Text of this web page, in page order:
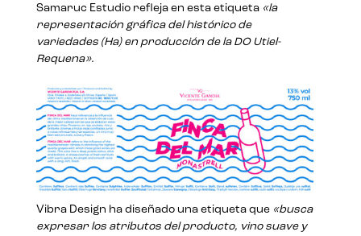
Samaruc Estudio refleja en esta etiqueta «la
representación gráfica del histórico de
variedades (Ha) en producción de la DO Utiel-
Requena».
Vibra Design ha diseñado una etiqueta que «busca
expresar los atributos del producto, vino suave y